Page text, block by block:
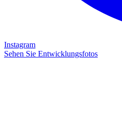
Instagram
Sehen Sie Entwicklungsfotos